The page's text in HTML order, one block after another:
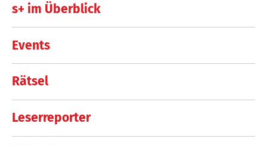
s+ im Überblick
Events
Rätsel
Leserreporter